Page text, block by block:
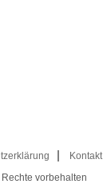
Kontakt
vorbehalten